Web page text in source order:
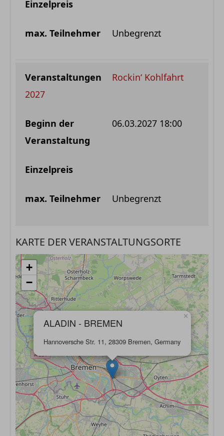
Unbegrenzt
Rockin‘ Kohlfahrt
2027
06.03.2027 18:00
Unbegrenzt
KARTE DER VERANSTALTUNGSORTE
ALADIN - BREMEN
Hannoversche Str. 11, 28309 Bremen, Germany
×
+
−